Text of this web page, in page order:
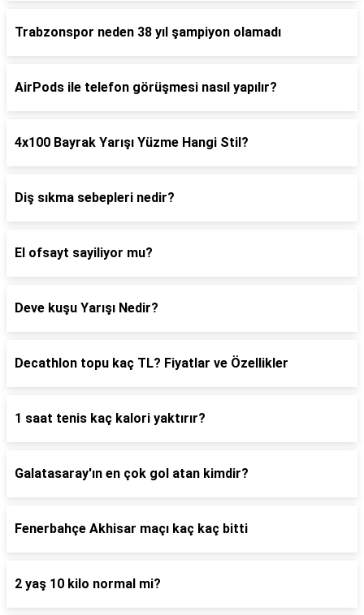
Trabzonspor neden 38 yıl şampiyon olamadı
AirPods ile telefon görüşmesi nasıl yapılır?
4x100 Bayrak Yarışı Yüzme Hangi Stil?
Diş sıkma sebepleri nedir?
El ofsayt sayiliyor mu?
Deve kuşu Yarışı Nedir?
Decathlon topu kaç TL? Fiyatlar ve Özellikler
1 saat tenis kaç kalori yaktırır?
Galatasaray'ın en çok gol atan kimdir?
Fenerbahçe Akhisar maçı kaç kaç bitti
2 yaş 10 kilo normal mi?